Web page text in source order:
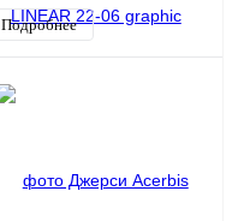
Подробнее